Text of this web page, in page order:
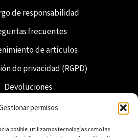
permisos
posible, utilizamos tecnologías como las
de responsabilidad
frecuentes
de artículos
de privacidad (RGPD)
Devoluciones
Envío y entrega